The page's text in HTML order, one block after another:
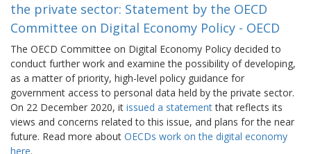
the private sector: Statement by the OECD
Committee on Digital Economy Policy - OECD
The OECD Committee on Digital Economy Policy decided to
conduct further work and examine the possibility of developing,
as a matter of priority, high-level policy guidance for
government access to personal data held by the private sector.
On 22 December 2020, it issued a statementthat reflects its
views and concerns related to this issue, and plans for the near
future. Read more about OECDs work on the digital economy
here.